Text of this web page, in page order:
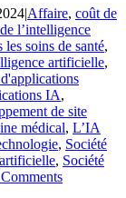
|Affaire, coût de
l’intelligence
soins de santé,
artificielle,
IA,
de site
médical, L’IA
, Société
, Société